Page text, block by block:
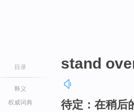
目录
释义
权威词典
stand
待定：在稍后